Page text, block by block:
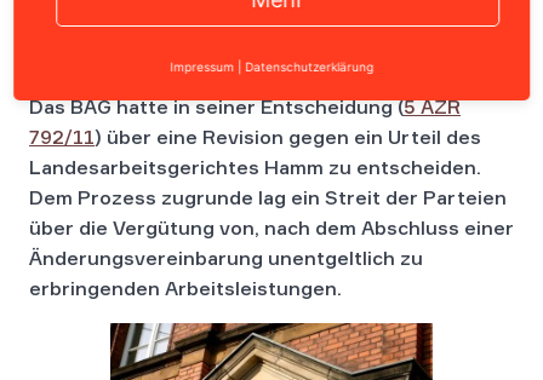
Das BAG hatte in seiner Entscheidung (5 AZR
792/11) über eine Revision gegen ein Urteil des
Landesarbeitsgerichtes Hamm zu entscheiden.
Dem Prozess zugrunde lag ein Streit der Parteien
über die Vergütung von, nach dem Abschluss einer
Änderungsvereinbarung unentgeltlich zu
erbringenden Arbeitsleistungen.
Impressum Datenschutzerklärung